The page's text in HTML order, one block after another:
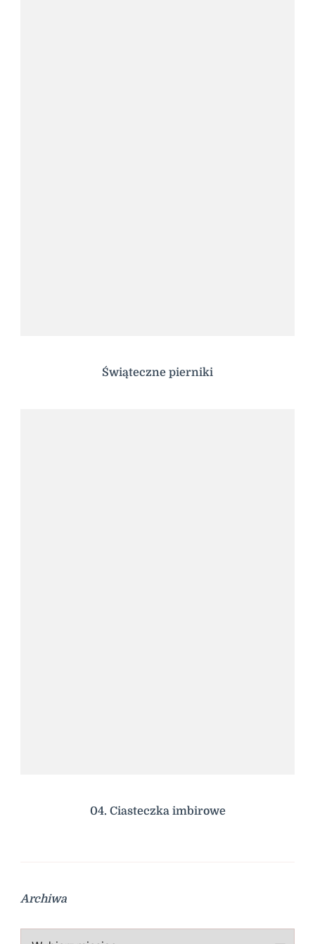
Świąteczne pierniki
04. Ciasteczka imbirowe
Archiwa
Archiwa